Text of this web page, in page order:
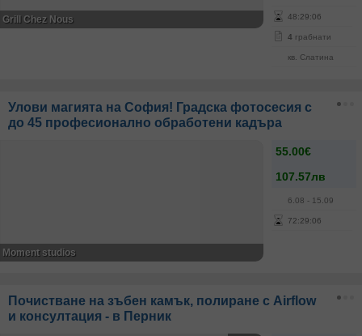
48:29:05
4 грабнати
кв. Слатина
Grill Chez Nous
Улови магията на София! Градска фотосесия с
до 45 професионално обработени кадъра
55.00€
107.57лв
6.08 - 15.09
72:29:05
Moment studios
Почистване на зъбен камък, полиране с Airflow
и консултация - в Перник